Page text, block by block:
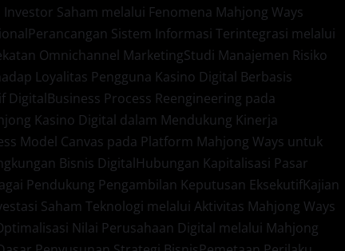
Saham melalui Fenomena Mahjong Ways
Perancangan Sistem Informasi Terintegrasi melalui
Omnichannel MarketingStudi Manajemen Risiko
Loyalitas Pengguna Kasino Digital Berbasis
DigitalBusiness Process Reengineering pada
Kasino Digital dalam Mendukung Kinerja
Model Canvas pada Platform Mahjong Ways untuk
Bisnis DigitalHubungan Kapitalisasi Pasar
Pendukung Pengambilan Keputusan EksekutifKajian
Saham Teknologi melalui Aktivitas Mahjong Ways
Nilai Perusahaan Digital melalui Mahjong